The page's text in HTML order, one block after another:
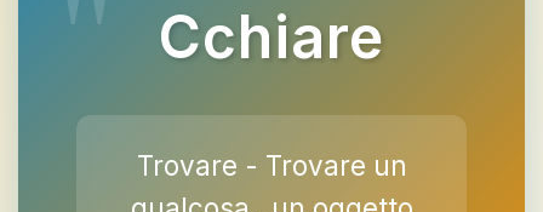
Cchiare
Trovare - Trovare un